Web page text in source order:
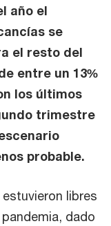
año el
se
el resto del
entre un 13%
los últimos
trimestre
probable.
libres
dado